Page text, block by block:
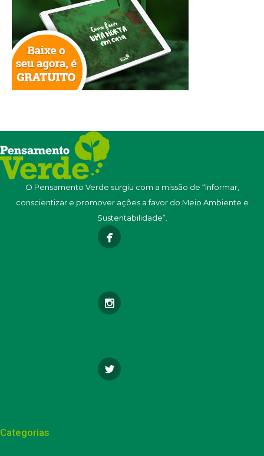
O Pensamento Verde surgiu com a missão de “informar,
conscientizar e promover ações a favor do Meio Ambiente e
Sustentabilidade”.
Categorias